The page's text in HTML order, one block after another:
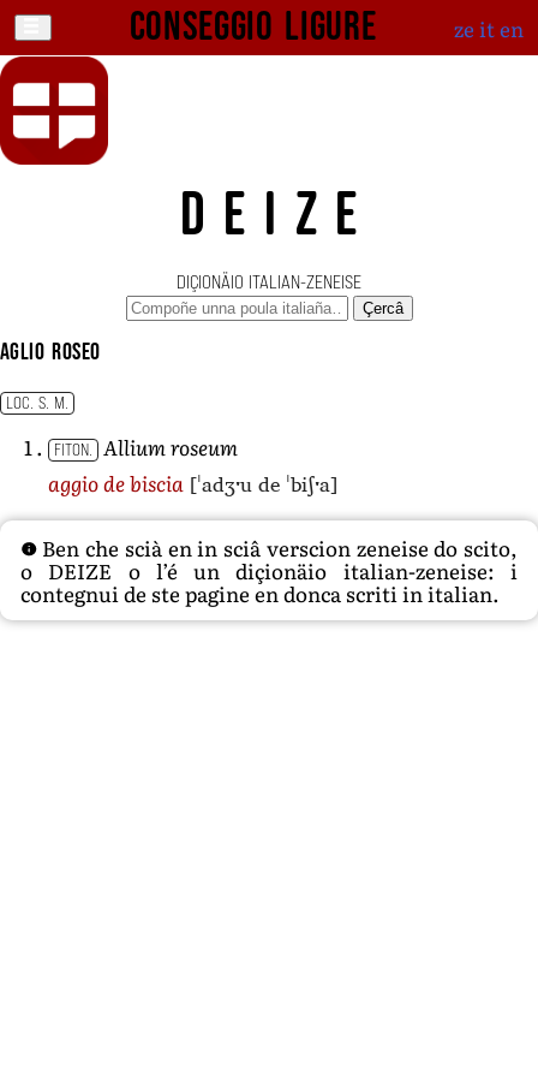
Conseggio ligure ze iten
DEIZE
DIÇIONÄIO ITALIAN-ZENEISE
Çercâ
aglio roseo
LOC. S. M.
FITON.
Allium roseum
aggio de biscia [ˈadʒˑu de ˈbiʃˑa]
Ben che scià en in sciâ verscion zeneise do scito,
o DEIZE o l’é un diçionäio italian-zeneise: i
contegnui de ste pagine en donca scriti in italian.